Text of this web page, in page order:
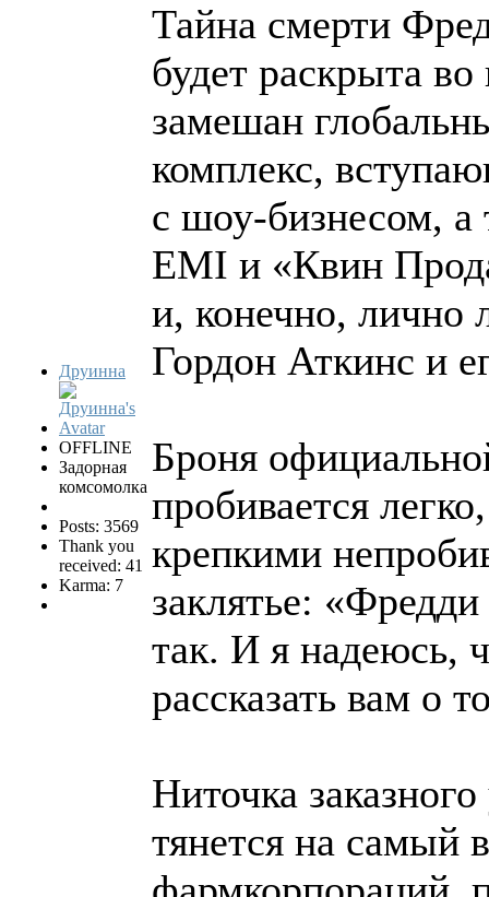
Друинна
OFFLINE
Задорная
комсомолка
Posts: 3569
Thank you
received: 41
Karma: 7
Тайна смерти
будет раскрыта
замешан
комплекс,
с шоу-бизнесом, а
EMI и «Квин
и, конечно, лично
Гордон Аткинс и
Броня
пробивается
крепкими
заклятье:
так. И я надеюсь,
рассказать вам о
Ниточка
тянется на самый